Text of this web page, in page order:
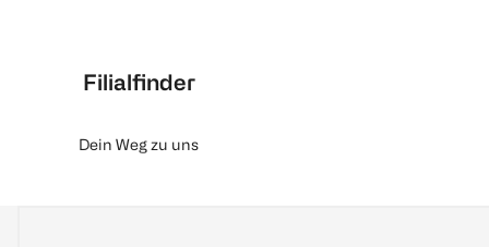
Filialfinder
Dein Weg zu uns